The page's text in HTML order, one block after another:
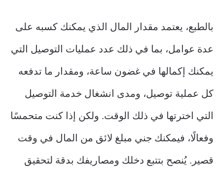
بالطبع، يعتمد مقدار المال الذي يمكنك كسبه على
عدة عوامل، بما في ذلك عدد عمليات التوصيل التي
يمكنك إكمالها في غضون ساعة، ومقدار ما تدفعه
كل عملية توصيل، ومدى انشغال خدمة التوصيل
التي اخترتها في ذلك الوقت. ولكن إذا كنت متحمسًا
وفعالًا، فيمكنك جني مبلغ لائق من المال في وقت
قصير. يُنصح بتتبع دخلك ومصاريفك بدقة لتحقيق